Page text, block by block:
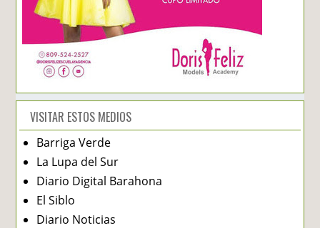
VISITAR ESTOS MEDIOS
Barriga Verde
La Lupa del Sur
Diario Digital Barahona
El Siblo
Diario Noticias